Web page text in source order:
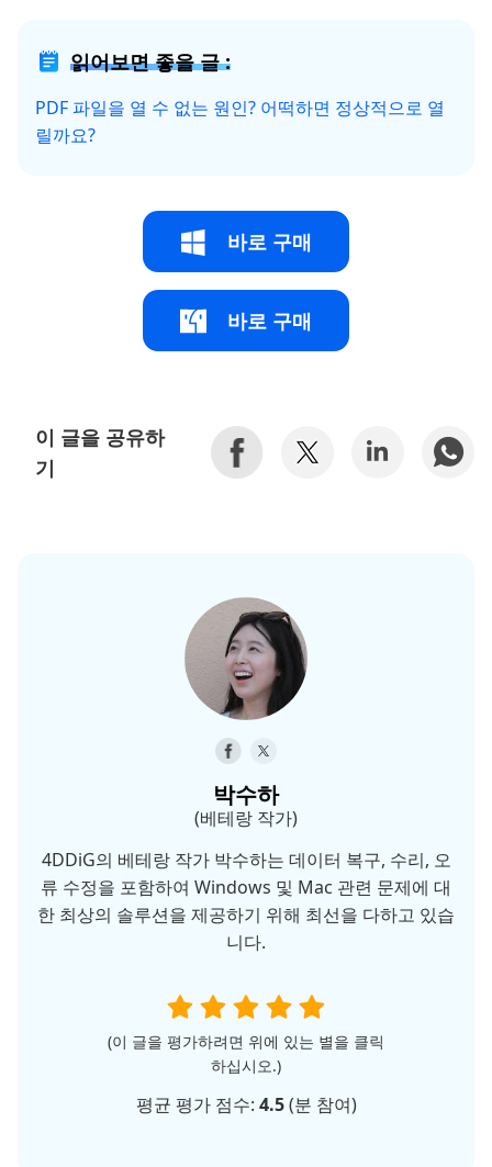
읽어보면 좋을 글 :
PDF 파일을 열 수 없는 원인? 어떡하면 정상적으로 열
릴까요?
바로 구매
바로 구매
이 글을 공유하
기
박수하
(베테랑 작가)
4DDiG의 베테랑 작가 박수하는 데이터 복구, 수리, 오
류 수정을 포함하여 Windows 및 Mac 관련 문제에 대
한 최상의 솔루션을 제공하기 위해 최선을 다하고 있습
니다.
(이 글을 평가하려면 위에 있는 별을 클릭
하십시오.)
평균 평가 점수: 4.5(분 참여)